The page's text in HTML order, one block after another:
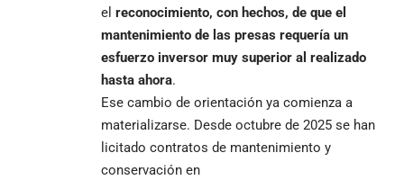
el reconocimiento, con hechos, de que el
mantenimiento de las presas requería un
esfuerzo inversor muy superior al realizado
hasta ahora.
Ese cambio de orientación ya comienza a
materializarse. Desde octubre de 2025 se han
licitado contratos de mantenimiento y
conservación en